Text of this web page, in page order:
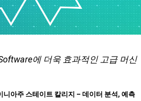
에 더욱 효과적인 고급 머신
니아주 스테이트 칼리지 – 데이터 분석, 예측